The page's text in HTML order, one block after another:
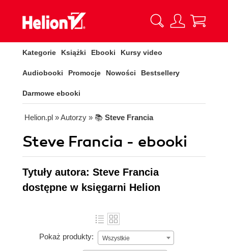
Kategorie Książki Ebooki Kursy video
Audiobooki Promocje Nowości Bestsellery
Darmowe ebooki
Helion.pl » Autorzy » 📚 Steve Francia
Steve Francia - ebooki
Tytuły autora: Steve Francia
dostępne w księgarni Helion
Pokaż produkty: Wszystkie